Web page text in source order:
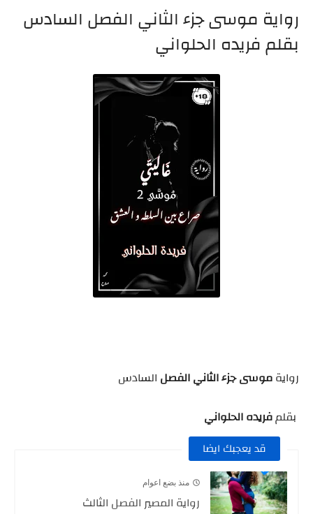
رواية موسى جزء الثاني الفصل السادس
بقلم فريده الحلواني
روايةموسى جزء الثاني الفصل السادس
بقلمفريده الحلواني
قد يعجبك ايضا
منذ بضع اعوام
رواية المصير الفصل الثالث